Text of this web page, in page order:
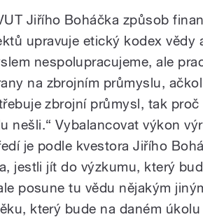
Jiřího Boháčka způsob
upravuje etický kodex vědy
nespolupracujeme, ale
na zbrojním průmyslu,
zbrojní průmysl, tak
nešli.“ Vybalancovat výkon
je podle kvestora Jiřího
jestli jít do výzkumu, který
posune tu vědu nějakým
který bude na daném úkolu